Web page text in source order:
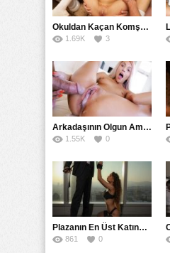
Okuldan Kaçan Komşu Kızını Bakire Sanıp Götten Sikti
1.69K 3
Arkadaşının Olgun Amcasına Siktirip İçine Boşalmasını İstedi
1.55K 0
Plazanın En Üst Katında Üst Seviye Köle Fantezisi Sikişi
861 0